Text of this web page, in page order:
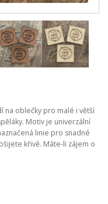
na oblečky pro malé i větší
Motiv je univerzální
linie pro snadné
křivě. Máte-li zájem o